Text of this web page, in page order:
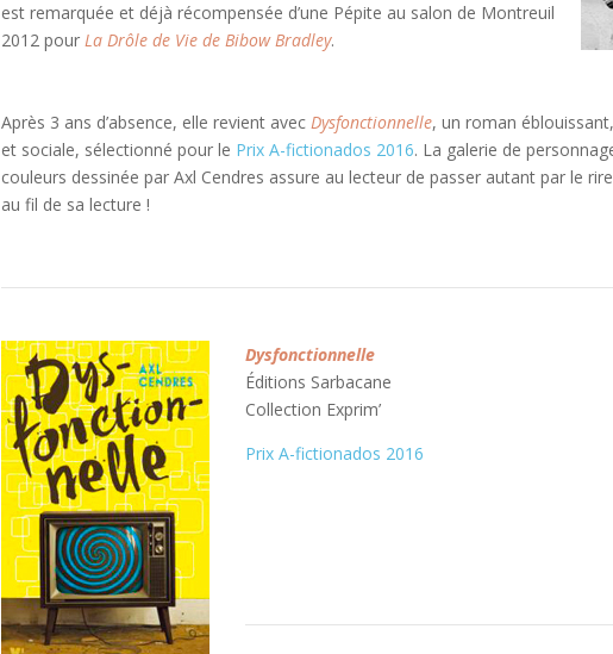
est remarquée et déjà récompensée d’une Pépite au salon de Montreuil
2012 pour La Drôle de Vie de Bibow Bradley.
Après 3 ans d’absence, elle revient avec Dysfonctionnelle, un roman
et sociale, sélectionné pour le Prix A-fictionados 2016. La galerie de
couleurs dessinée par Axl Cendres assure au lecteur de passer autant par le
au fil de sa lecture !
Dysfonctionnelle
Éditions Sarbacane
Collection Exprim’
Prix A-fictionados 2016